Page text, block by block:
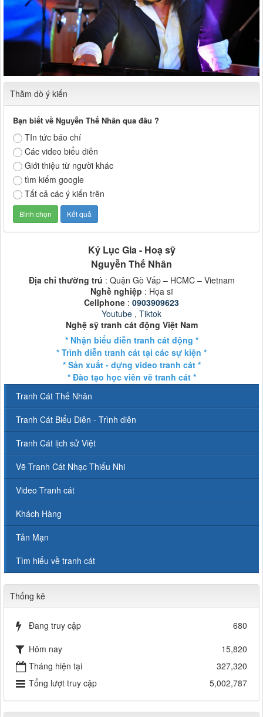
Thăm dò ý kiến
Bạn biết về Nguyễn Thế Nhân qua đâu ?
TIn tức báo chí
Các video biểu diễn
Giới thiệu từ người khác
tìm kiếm google
Tất cả các ý kiến trên
Kỷ Lục Gia - Hoạ sỹ
Nguyễn Thế Nhân
Địa chỉ thường trú : Quận Gò Vấp – HCMC – Vietnam
Nghề nghiệp : Họa sĩ
Cellphone : 0903909623
Youtube , Tiktok
Nghệ sỹ tranh cát động Việt Nam
* Nhận biểu diễn tranh cát động *
* Trình diễn tranh cát tại các sự kiện *
* Sản xuất - dựng video tranh cát *
* Đào tạo học viên vẽ tranh cát *
Tranh Cát Thế Nhân
Tranh Cát Biểu Diễn - Trình diễn
Tranh Cát lịch sử Việt
Vẽ Tranh Cát Nhạc Thiếu Nhi
Video Tranh cát
Khách Hàng
Tản Mạn
Tìm hiểu về tranh cát
Thống kê
Đang truy cập
680
Hôm nay
15,820
Tháng hiện tại
327,320
Tổng lượt truy cập
5,002,787